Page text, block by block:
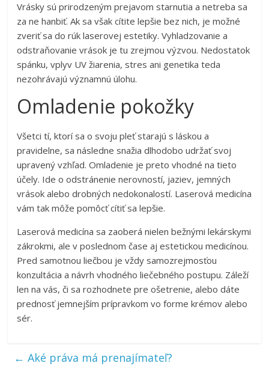
Vrásky sú prirodzeným prejavom starnutia a netreba sa
za ne hanbiť. Ak sa však cítite lepšie bez nich, je možné
zveriť sa do rúk laserovej estetiky. Vyhladzovanie a
odstraňovanie vrások je tu zrejmou výzvou. Nedostatok
spánku, vplyv UV žiarenia, stres ani genetika teda
nezohrávajú významnú úlohu.
Omladenie pokožky
Všetci tí, ktorí sa o svoju pleť starajú s láskou a
pravidelne, sa následne snažia dlhodobo udržať svoj
upravený vzhľad. Omladenie je preto vhodné na tieto
účely. Ide o odstránenie nerovností, jaziev, jemných
vrások alebo drobných nedokonalostí. Laserová medicína
vám tak môže pomôcť cítiť sa lepšie.
Laserová medicína sa zaoberá nielen bežnými lekárskymi
zákrokmi, ale v poslednom čase aj estetickou medicínou.
Pred samotnou liečbou je vždy samozrejmosťou
konzultácia a návrh vhodného liečebného postupu. Záleží
len na vás, či sa rozhodnete pre ošetrenie, alebo dáte
prednosť jemnejším prípravkom vo forme krémov alebo
sér.
← Aké práva má prenajímateľ?